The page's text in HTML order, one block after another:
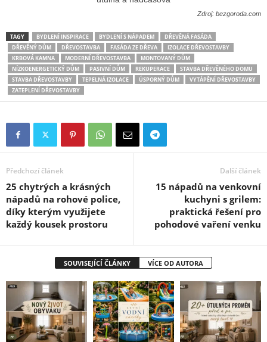
Zdroj: bezgoroda.com
TAGY BYDLENÍ INSPIRACE BYDLENÍ S NÁPADEM
DŘEVĚNÁ FASÁDA
DŘEVĚNÝ DŮM
DŘEVOSTAVBA FASÁDA ZE DŘEVA
IZOLACE DŘEVOSTAVBY
KRBOVÁ KAMNA
MODERNÍ DŘEVOSTAVBA
MONTOVANÝ DŮM
NÍZKOENERGETICKÝ DŮM
PASIVNÍ DŮM REKUPERACE
STAVBA DŘEVĚNÉHO DOMU
STAVBA DŘEVOSTAVBY
TEPELNÁ IZOLACE ÚSPORNÝ DŮM
VYTÁPĚNÍ DŘEVOSTAVBY
ZATEPLENÍ DŘEVOSTAVBY
Předchozí článek
25 chytrých a krásných
nápadů na rohové police,
díky kterým využijete
každý kousek prostoru
Další článek
15 nápadů na venkovní
kuchyni s grilem:
praktická řešení pro
pohodové vaření venku
SOUVISEJÍCÍ ČLÁNKY VÍCE OD AUTORA